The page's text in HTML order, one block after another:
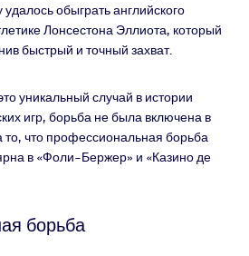
обыграть английского
Лонсестона Эллиота, который
быстрый и точный захват.
уникальный случай в истории
игр, борьба не была включена в
что профессиональная борьба
в «Фоли-Бержер» и «Казино де
борьба